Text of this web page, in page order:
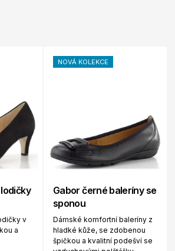
v
a
NOVÁ KOLEKCE
Gabor černé baleríny se
sponou
Dámské komfortní baleríny z
hladké kůže, se zdobenou
špičkou a kvalitní podešví se